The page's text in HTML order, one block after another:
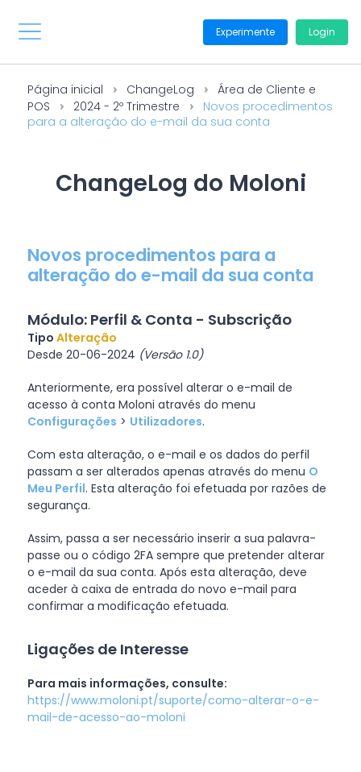
Experimente Login
Página inicial ChangeLog
Área de Cliente e
POS
2024 - 2º Trimestre
Novos procedimentos
para a alteração do e-mail da sua conta
ChangeLog do Moloni
Novos procedimentos para a
alteração do e-mail da sua conta
Módulo: Perfil & Conta - Subscrição
Tipo Alteração
Desde 20-06-2024 (Versão 1.0)
Anteriormente, era possível alterar o e-mail de
acesso à conta Moloni através do menu
Configurações > Utilizadores.
Com esta alteração, o e-mail e os dados do perfil
passam a ser alterados apenas através do menu O
Meu Perfil. Esta alteração foi efetuada por razões de
segurança.
Assim, passa a ser necessário inserir a sua palavra-
passe ou o código 2FA sempre que pretender alterar
o e-mail da sua conta. Após esta alteração, deve
aceder à caixa de entrada do novo e-mail para
confirmar a modificação efetuada.
Ligações de Interesse
Para mais informações, consulte:
https://www.moloni.pt/suporte/como-alterar-o-e-
mail-de-acesso-ao-moloni